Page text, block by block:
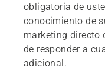
obligatoria de
conocimiento de
marketing directo
de responder a
adicional.